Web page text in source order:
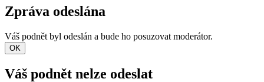
Zpráva odeslána
Váš podnět byl odeslán a bude ho posuzovat moderátor.
OK
Váš podnět nelze odeslat